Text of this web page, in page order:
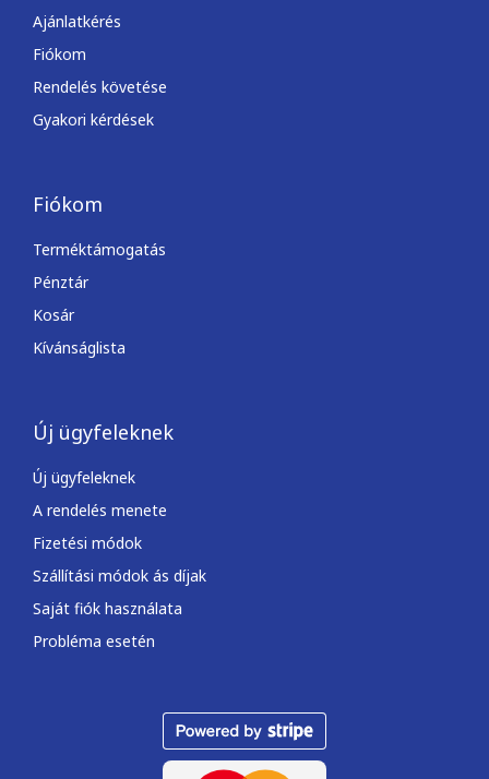
Ajánlatkérés
Fiókom
Rendelés követése
Gyakori kérdések
Fiókom
Terméktámogatás
Pénztár
Kosár
Kívánságlista
Új ügyfeleknek
Új ügyfeleknek
A rendelés menete
Fizetési módok
Szállítási módok ás díjak
Saját fiók használata
Probléma esetén